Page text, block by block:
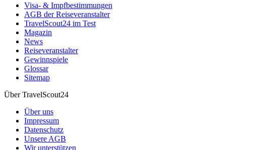
Visa- & Impfbestimmungen
AGB der Reiseveranstalter
TravelScout24 im Test
Magazin
News
Reiseveranstalter
Gewinnspiele
Glossar
Sitemap
Über TravelScout24
Über uns
Impressum
Datenschutz
Unsere AGB
Wir unterstützen